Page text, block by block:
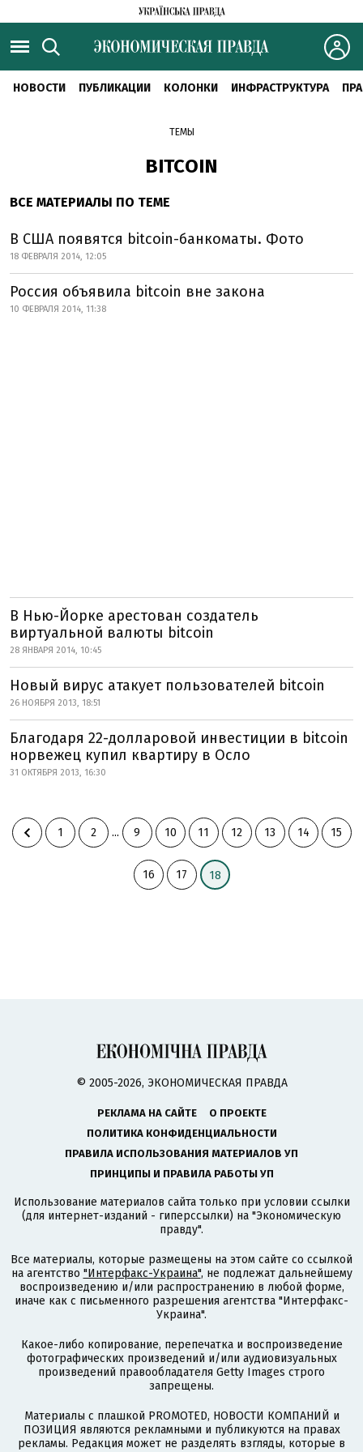
НОВОСТИ ПУБЛИКАЦИИ КОЛОНКИ ИНФРАСТРУКТУРА
ТЕМЫ
BITCOIN
ВСЕ МАТЕРИАЛЫ ПО ТЕМЕ
В США появятся bitcoin-банкоматы. Фото
18 ФЕВРАЛЯ 2014, 12:05
Россия объявила bitcoin вне закона
10 ФЕВРАЛЯ 2014, 11:38
В Нью-Йорке арестован создатель
виртуальной валюты bitcoin
28 ЯНВАРЯ 2014, 10:45
Новый вирус атакует пользователей bitcoin
26 НОЯБРЯ 2013, 18:51
Благодаря 22-долларовой инвестиции в bitcoin
норвежец купил квартиру в Осло
31 ОКТЯБРЯ 2013, 16:30
1 2 ... 9 10 11 12 13 14 15
16 17 18
© 2005-2026, ЭКОНОМИЧЕСКАЯ ПРАВДА
РЕКЛАМА НА САЙТЕ
О ПРОЕКТЕ
ПОЛИТИКА КОНФИДЕНЦИАЛЬНОСТИ
ПРАВИЛА ИСПОЛЬЗОВАНИЯ МАТЕРИАЛОВ УП
ПРИНЦИПЫ И ПРАВИЛА РАБОТЫ УП
Использование материалов сайта только при условии ссылки
(для интернет-изданий - гиперссылки) на "Экономическую
правду".
Все материалы, которые размещены на этом сайте со ссылкой
на агентство "Интерфакс-Украина", не подлежат дальнейшему
воспроизведению и/или распространению в любой форме,
иначе как с письменного разрешения агентства "Интерфакс-
Украина".
Какое-либо копирование, перепечатка и воспроизведение
фотографических произведений и/или аудиовизуальных
произведений правообладателя Getty Images строго
запрещены.
Материалы с плашкой PROMOTED, НОВОСТИ КОМПАНИЙ и
ПОЗИЦИЯ являются рекламными и публикуются на правах
рекламы. Редакция может не разделять взгляды, которые в